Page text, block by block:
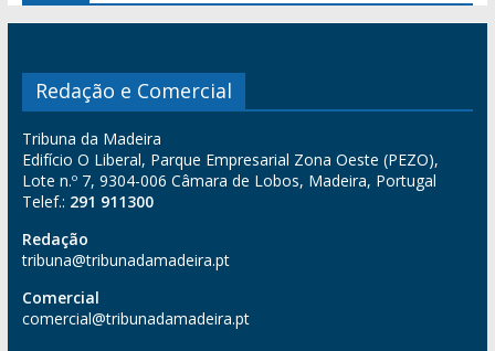
Redação e Comercial
Tribuna da Madeira
Edifício O Liberal, Parque Empresarial Zona Oeste (PEZO),
Lote n.º 7, 9304-006 Câmara de Lobos, Madeira, Portugal
Telef.: 291 911300
Redação
tribuna@tribunadamadeira.pt
Comercial
comercial@tribunadamadeira.pt